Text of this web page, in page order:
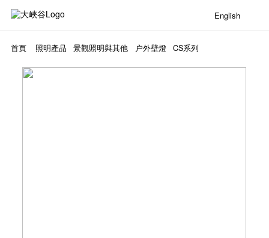
English
首頁 照明產品 景觀照明與其他 户外壁燈 CS系列